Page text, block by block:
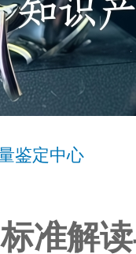
鉴定中心
准解